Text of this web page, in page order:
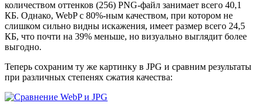
количеством оттенков (256) PNG-файл занимает всего 40,1
КБ. Однако, WebP с 80%-ным качеством, при котором не
слишком сильно видны искажения, имеет размер всего 24,5
КБ, что почти на 39% меньше, но визуально выглядит более
выгодно.
Теперь сохраним ту же картинку в JPG и сравним результаты
при различных степенях сжатия качества: